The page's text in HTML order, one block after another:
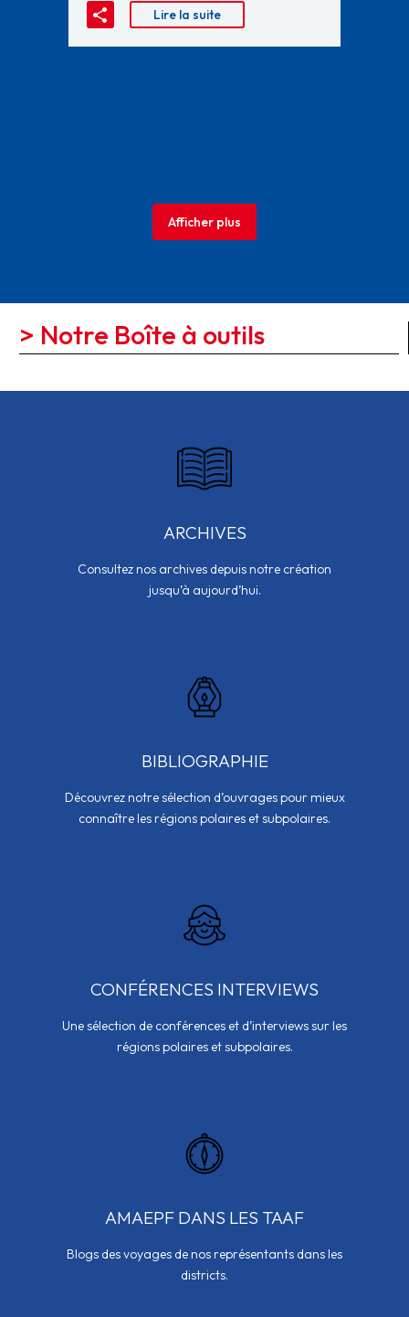
Lire la suite
Afficher plus
> Notre Boîte à outils
ARCHIVES
Consultez nos archives depuis notre création
jusqu’à aujourd’hui.
BIBLIOGRAPHIE
Découvrez notre sélection d’ouvrages pour mieux
connaître les régions polaires et subpolaires.
CONFÉRENCES INTERVIEWS
Une sélection de conférences et d’interviews sur les
régions polaires et subpolaires.
AMAEPF DANS LES TAAF
Blogs des voyages de nos représentants dans les
districts.